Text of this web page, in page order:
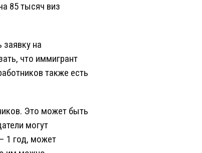
85 тысяч виз
на
что иммигрант
также есть
Это может быть
могут
1 год, может